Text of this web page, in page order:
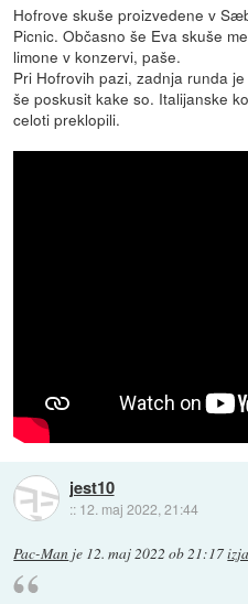
Hofrove skuše proizvedene v
Picnic. Občasno še Eva skuše
limone v konzervi, paše.
Pri Hofrovih pazi, zadnja runda
še poskusit kake so. Italijanske
celoti preklopili.
jest10
:: 12. maj 2022, 21:44
Pac-Man je 12. maj 2022 ob 21:17